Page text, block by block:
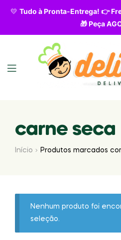
💛 Tudo à Pronta-Entrega! 👉
🎁 Peça
carne seca
Início Produtos marcados
Nenhum produto foi
seleção.